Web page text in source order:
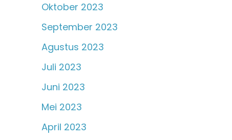
Oktober 2023
September 2023
Agustus 2023
Juli 2023
Juni 2023
Mei 2023
April 2023